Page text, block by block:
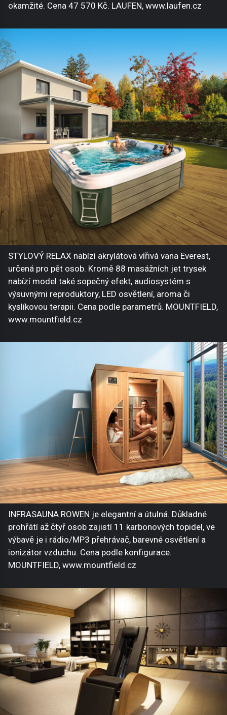
okamžité. Cena 47 570 Kč. LAUFEN, www.laufen.cz
STYLOVÝ RELAX nabízí akrylátová vířivá vana Everest,
určená pro pět osob. Kromě 88 masážních jet trysek
nabízí model také sopečný efekt, audiosystém s
výsuvnými reproduktory, LED osvětlení, aroma či
kyslíkovou terapii. Cena podle parametrů. MOUNTFIELD,
www.mountfield.cz
INFRASAUNA ROWEN je elegantní a útulná. Důkladné
prohřátí až čtyř osob zajistí 11 karbonových topidel, ve
výbavě je i rádio/MP3 přehrávač, barevné osvětlení a
ionizátor vzduchu. Cena podle konfigurace.
MOUNTFIELD, www.mountfield.cz